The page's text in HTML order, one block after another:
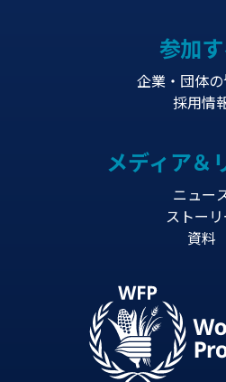
参加
企業・団体
採用情
メディア＆
ニュー
ストーリ
資料